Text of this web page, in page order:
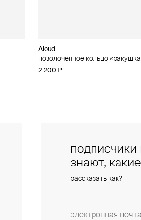
Aloud
позолоченное кольцо
2 200 ₽
Aloud
золотистое колье-цепь
5 600 ₽
подписчики
знают,
рассказать как?